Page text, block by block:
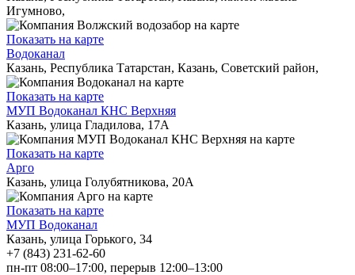
Игумново,
Показать на карте
Водоканал
Казань, Республика Татарстан, Казань, Советский район,
Показать на карте
МУП Водоканал КНС Верхняя
Казань, улица Гладилова, 17А
Показать на карте
Арго
Казань, улица Голубятникова, 20А
Показать на карте
МУП Водоканал
Казань, улица Горького, 34
+7 (843) 231-62-60
пн-пт 08:00–17:00, перерыв 12:00–13:00